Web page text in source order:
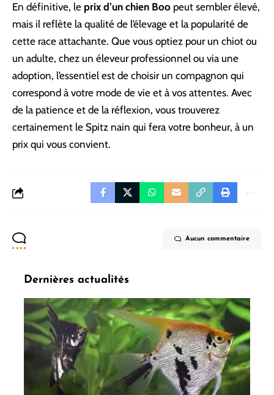
En définitive, le prix d’un chien Boo peut sembler élevé,
mais il reflète la qualité de l’élevage et la popularité de
cette race attachante. Que vous optiez pour un chiot ou
un adulte, chez un éleveur professionnel ou via une
adoption, l’essentiel est de choisir un compagnon qui
correspond à votre mode de vie et à vos attentes. Avec
de la patience et de la réflexion, vous trouverez
certainement le Spitz nain qui fera votre bonheur, à un
prix qui vous convient.
Aucun commentaire
Dernières actualités